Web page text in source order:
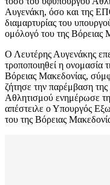
Αυγενάκη, όσο και της
διαμαρτυρίας του
ομόλογό του της Βόρειας
Ο Λευτέρης Αυγενάκης
τροποποιηθεί η ονομασία
Βόρειας Μακεδονίας,
ζήτησε την παρέμβαση
Αθλητισμού ενημέρωσε
απέστειλε ο Υπουργός
του της Βόρειας